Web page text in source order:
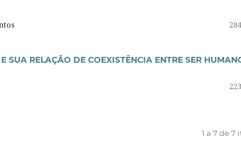
SUA RELAÇÃO DE COEXISTÊNCIA ENTRE SER
1 a 7 de 7